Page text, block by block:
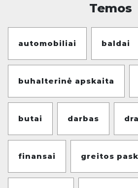
Temos
automobiliai baldai
buhalterinė apskaita
butai darbas
finansai greitos